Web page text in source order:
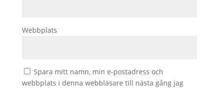
Webbplats
Spara mitt namn, min e-postadress och
webbplats i denna webbläsare till nästa gång jag